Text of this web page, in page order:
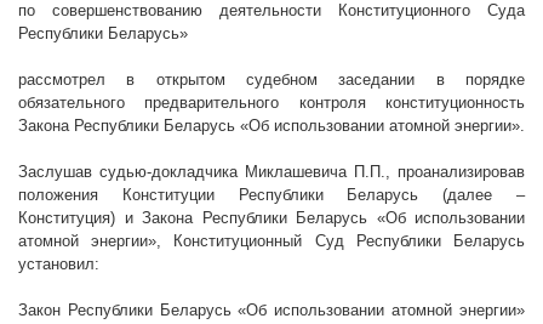
по совершенствованию деятельности Конституционного Суда
Республики Беларусь»
рассмотрел в открытом судебном заседании в порядке
обязательного предварительного контроля конституционность
Закона Республики Беларусь «Об использовании атомной энергии».
Заслушав судью-докладчика Миклашевича П.П., проанализировав
положения Конституции Республики Беларусь (далее –
Конституция) и Закона Республики Беларусь «Об использовании
атомной энергии», Конституционный Суд Республики Беларусь
установил:
Закон Республики Беларусь «Об использовании атомной энергии»